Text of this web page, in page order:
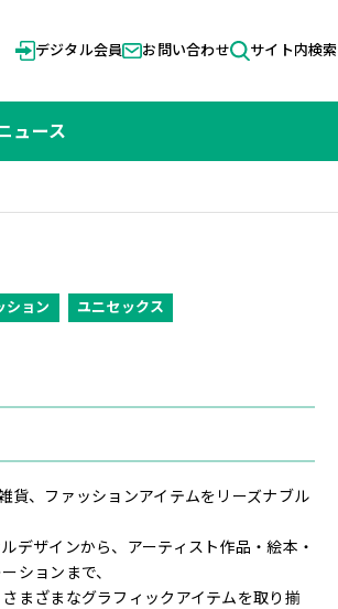
デジタル会員 お問い合わせ サイト内検索
ュース
ション ユニセックス
貨、ファッションアイテムをリーズナブル
デザインから、アーティスト作品・絵本・
ションまで、
まざまなグラフィックアイテムを取り揃